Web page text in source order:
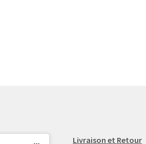
Livraison et Retour